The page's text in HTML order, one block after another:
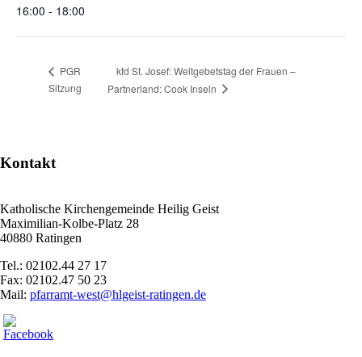
16:00 - 18:00
PGR
Sitzung
kfd St. Josef: Weltgebetstag der Frauen –
Partnerland: Cook Inseln
Kontakt
Katholische Kirchengemeinde Heilig Geist
Maximilian-Kolbe-Platz 28
40880 Ratingen
Tel.: 02102.44 27 17
Fax: 02102.47 50 23
Mail: pfarramt-west@hlgeist-ratingen.de